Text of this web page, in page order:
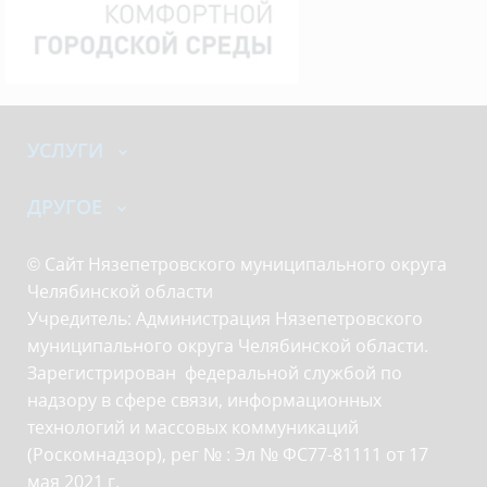
УСЛУГИ
ДРУГОЕ
© Сайт Нязепетровского муниципального округа
Челябинской области
Учредитель: Администрация Нязепетровского
муниципального округа Челябинской области.
Зарегистрирован федеральной службой по
надзору в сфере связи, информационных
технологий и массовых коммуникаций
(Роскомнадзор), рег № : Эл № ФС77-81111 от 17
мая 2021 г.